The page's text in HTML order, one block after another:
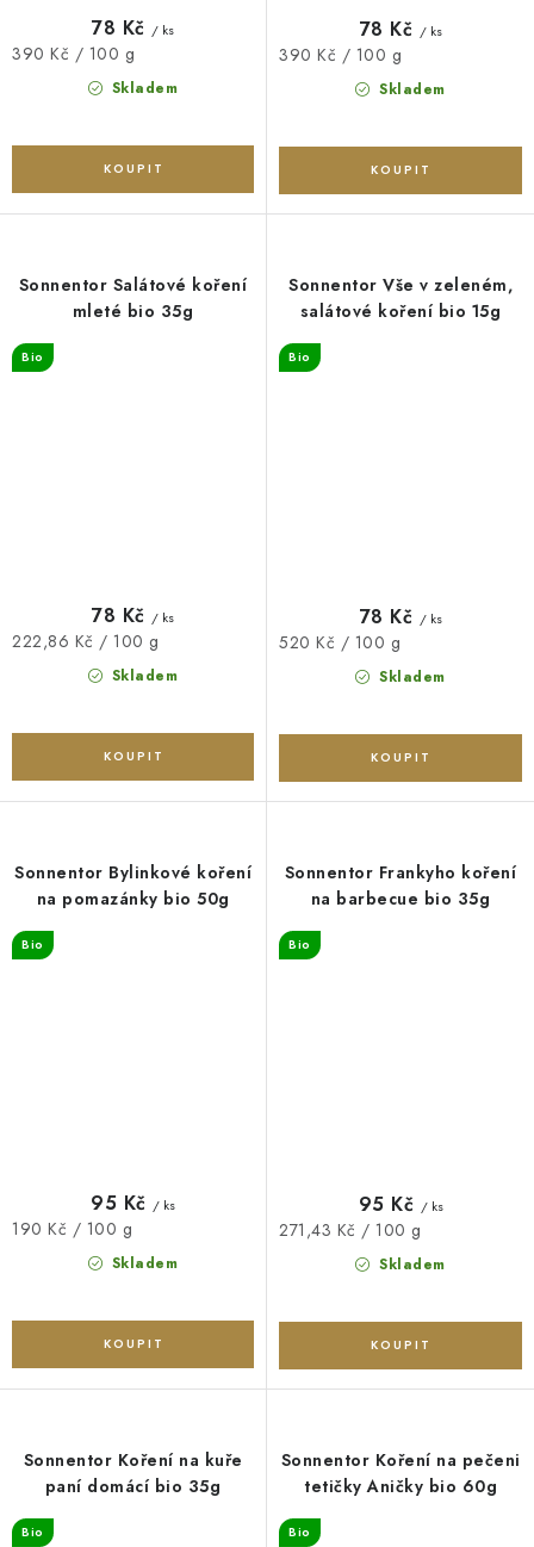
Skladem
78 Kč / ks
Měrná
390 Kč / 100 g
Skladem
78 Kč / ks
Měrná
390 Kč / 100 g
Sonnentor Salátové koření
mleté bio 35g
Bio
Skladem
78 Kč / ks
Měrná
222,86 Kč / 100 g
Sonnentor Vše v zeleném,
salátové koření bio 15g
Bio
Skladem
78 Kč / ks
Měrná
520 Kč / 100 g
Sonnentor Bylinkové koření
na pomazánky bio 50g
Bio
Skladem
95 Kč / ks
Měrná
190 Kč / 100 g
Sonnentor Frankyho koření
na barbecue bio 35g
Bio
Skladem
95 Kč / ks
Měrná
271,43 Kč / 100 g
Sonnentor Koření na kuře
paní domácí bio 35g
Bio
Sonnentor Koření na pečeni
tetičky Aničky bio 60g
Bio